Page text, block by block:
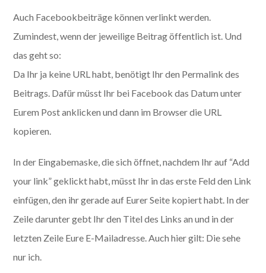
Auch Facebookbeiträge können verlinkt werden.
Zumindest, wenn der jeweilige Beitrag öffentlich ist. Und
das geht so:
Da Ihr ja keine URL habt, benötigt Ihr den Permalink des
Beitrags. Dafür müsst Ihr bei Facebook das Datum unter
Eurem Post anklicken und dann im Browser die URL
kopieren.
In der Eingabemaske, die sich öffnet, nachdem Ihr auf “Add
your link” geklickt habt, müsst Ihr in das erste Feld den Link
einfügen, den ihr gerade auf Eurer Seite kopiert habt. In der
Zeile darunter gebt Ihr den Titel des Links an und in der
letzten Zeile Eure E-Mailadresse. Auch hier gilt: Die sehe
nur ich.